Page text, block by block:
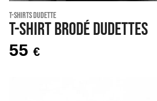
T-Shirts Dudette
T-shirt brodé DUDETTES
55 €